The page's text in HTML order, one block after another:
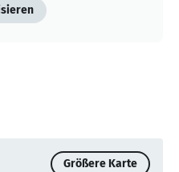
Größere Karte